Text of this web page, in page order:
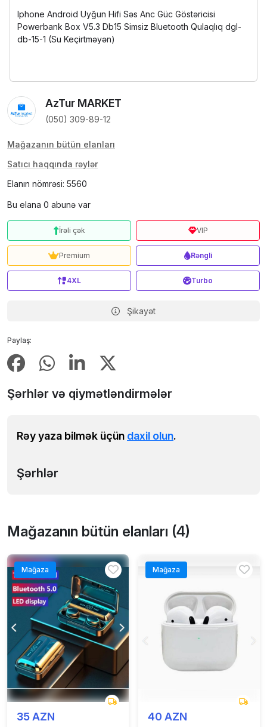
Iphone Android Uyğun Hifi Səs Anc Güc Göstəricisi
Powerbank Box V5.3 Db15 Simsiz Bluetooth Qulaqlıq dgl-
db-15-1 (Su Keçirtməyən)
AzTur MARKET
(050) 309-89-12
Mağazanın bütün elanları
Satıcı haqqında rəylər
Elanın nömrəsi: 5560
Bu elana 0 abunə var
Paylaş:
İrəli çək VIP
Premium Rəngli
4XL Turbo
Şikayət
Şərhlər və qiymətləndirmələr
Rəy yaza bilmək üçün daxil olun.
Şərhlər
Mağazanın bütün elanları (4)
Mağaza
35 AZN
Mağaza
40 AZN